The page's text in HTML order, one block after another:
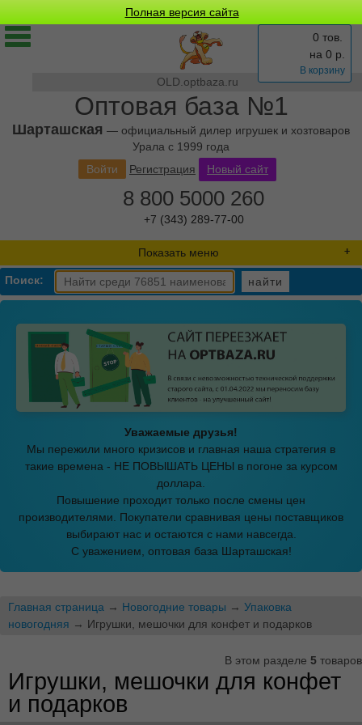
Полная версия сайта
OLD.optbaza.ru
Оптовая база №1
Шарташская — официальный дилер игрушек и хозтоваров
Урала с 1999 года
0 тов.
на 0 р.
В корзину
Войти Регистрация Новый сайт
8 800 5000 260
+7 (343) 289-77-00
Показать меню
Поиск: найти
Уважаемые друзья!
Мы пережили много кризисов и главная наша стратегия в
такие времена - НЕ ПОВЫШАТЬ ЦЕНЫ в погоне за курсом
доллара.
Повышение проходит только после смены цен
производителями. Покупатели сравнивая цены поставщиков
выбирают нас и остаются с нами навсегда.
С уважением, оптовая база Шарташская!
Главная страница → Новогодние товары → Упаковка
новогодняя → Игрушки, мешочки для конфет и подарков
В этом разделе 5 товаров
Игрушки, мешочки для конфет
и подарков